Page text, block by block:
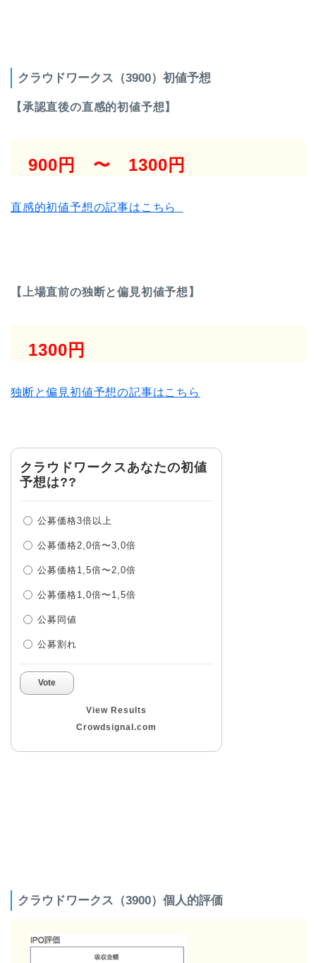
クラウドワークス（3900）初値予想
【承認直後の直感的初値予想】
900円 〜 1300円
直感的初値予想の記事はこちら
【上場直前の独断と偏見初値予想】
1300円
独断と偏見初値予想の記事はこちら
クラウドワークスあなたの初値
予想は??
公募価格3倍以上
公募価格2,0倍〜3,0倍
公募価格1,5倍〜2,0倍
公募価格1,0倍〜1,5倍
公募同値
公募割れ
Vote
View Results
Crowdsignal.com
クラウドワークス（3900）個人的評価